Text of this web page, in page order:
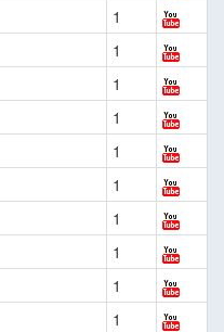
1
1
1
1
1
1
1
1
1
1